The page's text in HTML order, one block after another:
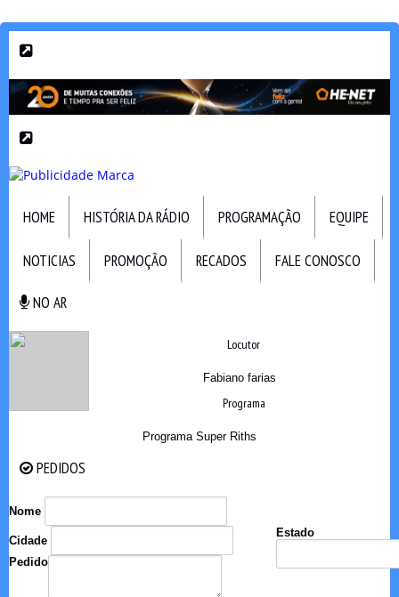
HOME HISTÓRIA DA RÁDIO PROGRAMAÇÃO EQUIPE
NOTICIAS PROMOÇÃO RECADOS FALE CONOSCO
NO AR
Locutor
Fabiano farias
Programa
Programa Super Riths
PEDIDOS
Nome
Cidade
Estado
Pedido